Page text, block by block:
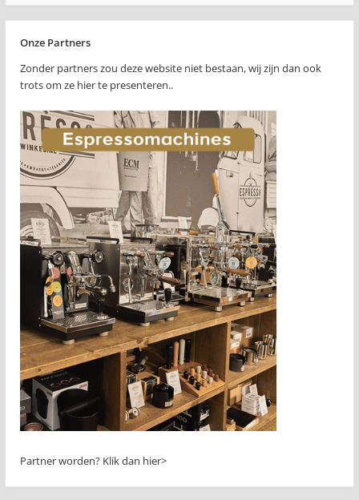
Onze Partners
Zonder partners zou deze website niet bestaan, wij zijn dan ook
trots om ze hier te presenteren..
Partner worden? Klik dan hier>